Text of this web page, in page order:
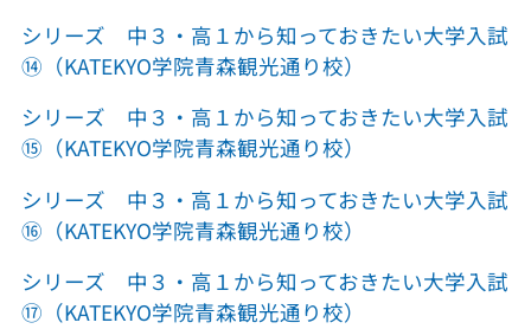
シリーズ 中３・高１から知っておきたい大学入試
⑭（KATEKYO学院青森観光通り校）
シリーズ 中３・高１から知っておきたい大学入試
⑮（KATEKYO学院青森観光通り校）
シリーズ 中３・高１から知っておきたい大学入試
⑯（KATEKYO学院青森観光通り校）
シリーズ 中３・高１から知っておきたい大学入試
⑰（KATEKYO学院青森観光通り校）